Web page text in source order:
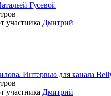
Гусевой
участника Дмитрий
Интервью для канала
участника Дмитрий